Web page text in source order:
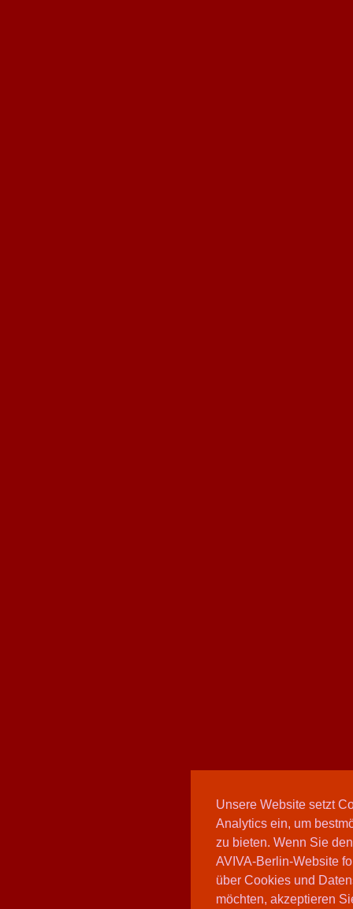
Unsere Website setzt
Analytics ein, um
zu bieten. Wenn Sie
AVIVA-Berlin-Website
über Cookies und
möchten, akzeptieren